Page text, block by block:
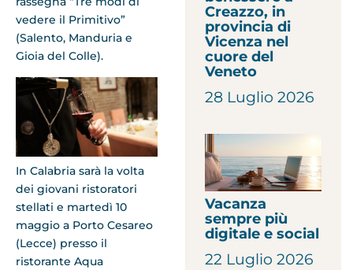
vedere il Primitivo”
(Salento, Manduria e
Gioia del Colle).
In Calabria sarà la volta
dei giovani ristoratori
stellati e martedì 10
maggio a Porto Cesareo
(Lecce) presso il
ristorante Aqua
Creazzo, in
provincia di
Vicenza nel
cuore del
Veneto
28 Luglio 2026
Vacanza
sempre più
digitale e social
22 Luglio 2026